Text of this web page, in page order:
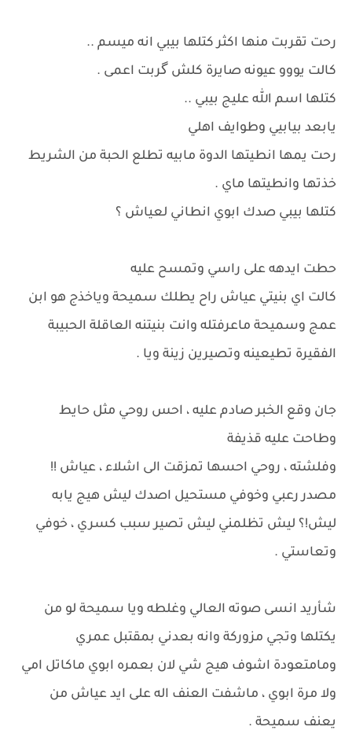
رحت تقربت منها اكثر كتلها بيبي انه ميسم ..
كالت يووو عيونه صايرة كلش گربت اعمى .
كتلها اسم الله عليج بيبي ..
يابعد بيابيي وطوايف اهلي
رحت يمها انطيتها الدوة مابيه تطلع الحبة من الشريط
خذتها وانطيتها ماي .
كتلها بيبي صدك ابوي انطاني لعياش ؟
حطت ايدهه على راسي وتمسح عليه
كالت اي بنيتي عياش راح يطلك سميحة وياخذج هو ابن
عمج وسميحة ماعرفتله وانت بنيتنه العاقلة الحبيبة
الفقيرة تطيعينه وتصيرين زينة ويا .
جان وقع الخبر صادم عليه ، احس روحي مثل حايط
وطاحت عليه قذيفة
وفلشته ، روحي احسها تمزقت الى اشلاء ، عياش !!
مصدر رعبي وخوفي مستحيل اصدك ليش هيج يابه
ليش!؟ ليش تظلمني ليش تصير سبب كسري ، خوفي
وتعاستي .
شأريد انسى صوته العالي وغلطه ويا سميحة لو من
يكتلها وتجي مزوركة وانه بعدني بمقتبل عمري
ومامتعودة اشوف هيج شي لان بعمره ابوي ماكاتل امي
ولا مرة ابوي ، ماشفت العنف اله على ايد عياش من
يعنف سميحة .